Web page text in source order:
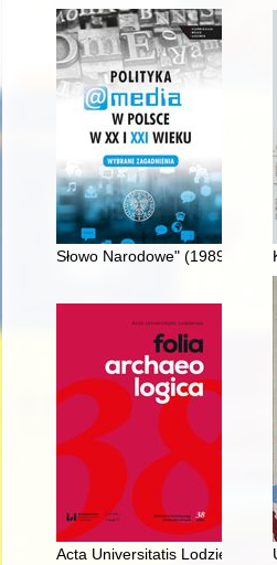
Słowo Narodowe" (1989-
Acta Universitatis Lodziensis.